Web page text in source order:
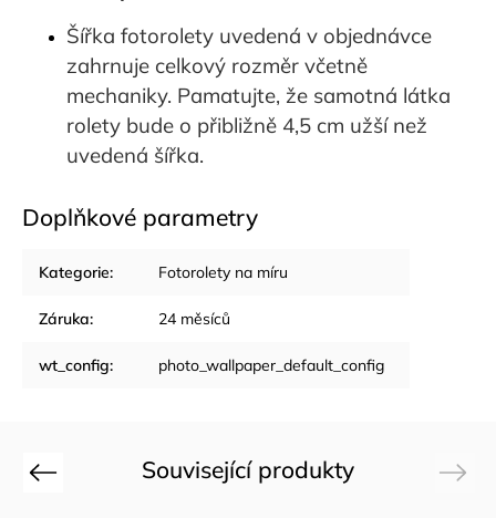
Šířka fotorolety uvedená v objednávce
zahrnuje celkový rozměr včetně
mechaniky. Pamatujte, že samotná látka
rolety bude o přibližně 4,5 cm užší než
uvedená šířka.
Doplňkové parametry
Kategorie: Fotorolety na míru
Záruka: 24 měsíců
wt_config: photo_wallpaper_default_config
Související produkty
Previous Next